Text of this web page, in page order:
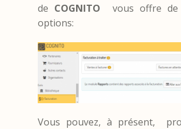
de COGNITO
vous offre de
options:
Vous pouvez, à présent,